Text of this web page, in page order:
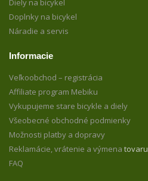
Diely na bicykel
Doplnky na bicykel
Náradie a servis
Informacie
Veľkoobchod – registrácia
Affiliate program Mebiku
Vykupujeme stare bicykle a diely
Všeobecné obchodné podmienky
Možnosti platby a dopravy
Reklamácie, vrátenie a výmena tovaru
FAQ